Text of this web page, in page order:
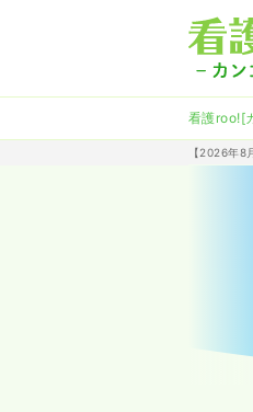
看護roo![
【2026年8